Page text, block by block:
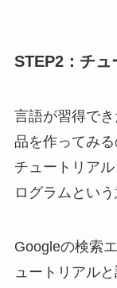
STEP2：チュ
言語が習得で
品を作ってみ
チュートリア
ログラムという
Googleの検索
ュートリアル